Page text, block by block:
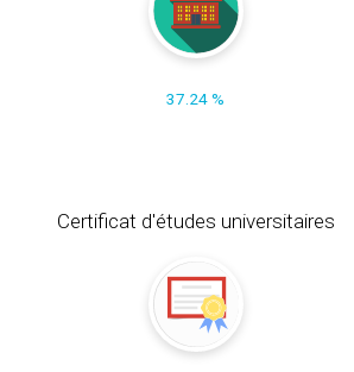
37.24 %
Certificat d'études universitaires